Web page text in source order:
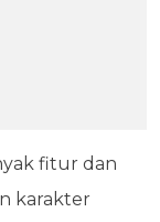
fitur dan
karakter